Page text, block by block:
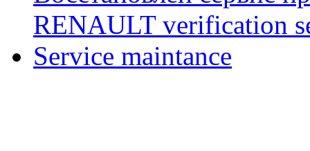
RENAULT verification
Service maintance